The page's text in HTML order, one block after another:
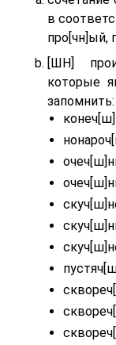
в
про[чн]ый,
[ШН]
которые
запомнить: